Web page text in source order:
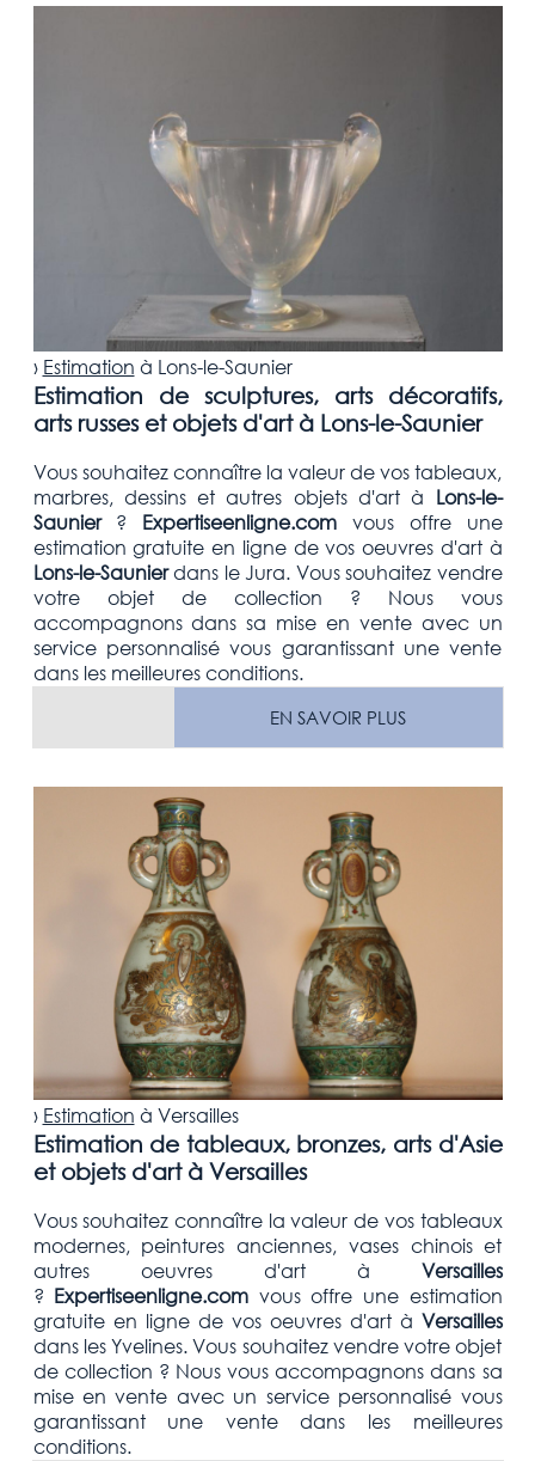
› Estimation à Lons-le-Saunier
Estimation de sculptures, arts décoratifs,
arts russes et objets d'art à Lons-le-Saunier
Vous souhaitez connaître la valeur de vos tableaux,
marbres, dessins et autres objets d'artà Lons-le-
Saunier? Expertiseenligne.com vous offre une
estimationgratuite en ligne de vos oeuvres d'art à
Lons-le-Saunierdans le Jura. Vous souhaitez vendre
votreobjet de collection ? Nous vous
accompagnons dans sa mise en vente avec un
service personnalisé vous garantissant une vente
dans les meilleures conditions.
EN SAVOIR PLUS
› Estimation à Versailles
Estimation de tableaux, bronzes, arts d'Asie
et objets d'art à Versailles
Vous souhaitez connaître la valeur de vos tableaux
modernes, peintures anciennes, vases chinois et
autres oeuvres d'art à
Versailles
? Expertiseenligne.com vous offre une estimation
gratuiteen ligne de vos oeuvres d'art à Versailles
dans lesYvelines. Vous souhaitez vendre votreobjet
de collection ? Nous vous accompagnons dans sa
mise en vente avec un service personnalisé vous
garantissant une vente dans les meilleures
conditions.